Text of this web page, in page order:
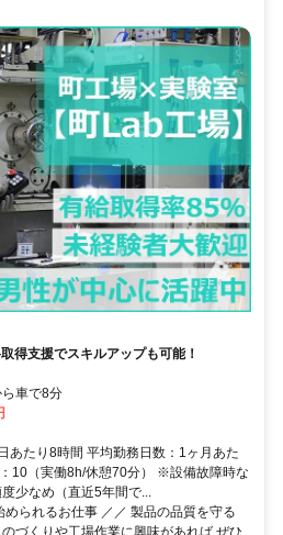
得支援でスキルアップも可能！
車で8分
あたり8時間 平均勤務日数：1ヶ月あた
10（実働8h/休憩70分） ※設備故障時な
少なめ（直近5年間で...
られるお仕事 ／／ 製品の品質を守る